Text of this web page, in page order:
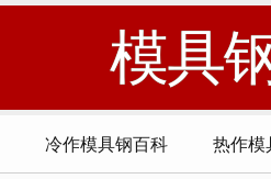
模具
冷作模具钢百科 热作模